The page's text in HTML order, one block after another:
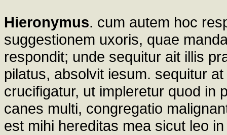
Hieronymus. cum autem hoc
suggestionem uxoris, quae
respondit; unde sequitur ait illis
pilatus, absolvit iesum. sequitur
crucifigatur, ut impleretur quod in
canes multi, congregatio
est mihi hereditas mea sicut leo